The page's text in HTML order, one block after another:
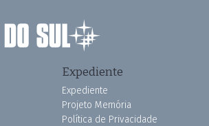
Expediente
Expediente
Projeto Memória
Política de Privacidade